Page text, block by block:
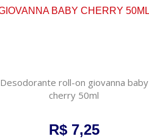
Desodorante roll-on giovanna baby
cherry 50ml
R$ 7,25